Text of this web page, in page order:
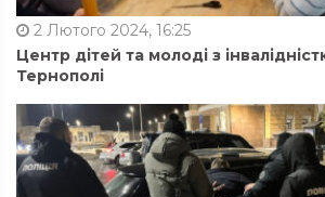
2 Лютого 2024, 16:25
Центр дітей та молоді з
Тернополі